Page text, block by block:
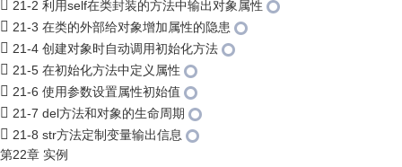
21-2 利用self在类封装的方法中输出对象属性
21-3 在类的外部给对象增加属性的隐患
21-4 创建对象时自动调用初始化方法
21-5 在初始化方法中定义属性
21-6 使用参数设置属性初始值
21-7 del方法和对象的生命周期
21-8 str方法定制变量输出信息
第22章 实例